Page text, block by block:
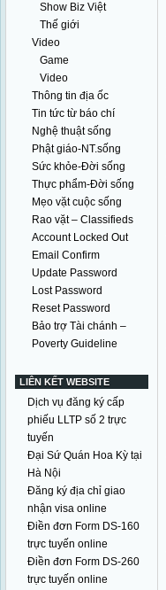
Show Biz Việt
Thế giới
Video
Game
Video
Thông tin địa ốc
Tin tức từ báo chí
Nghệ thuật sống
Phật giáo-NT.sống
Sức khỏe-Đời sống
Thực phẩm-Đời sống
Mẹo vặt cuộc sống
Rao vặt – Classifieds
Account Locked Out
Email Confirm
Update Password
Lost Password
Reset Password
Bảo trợ Tài chánh –
Poverty Guideline
LIÊN KẾT WEBSITE
Dịch vụ đăng ký cấp
phiếu LLTP số 2 trực
tuyến
Đại Sứ Quán Hoa Kỳ tại
Hà Nội
Đăng ký địa chỉ giao
nhận visa online
Điền đơn Form DS-160
trực tuyến online
Điền đơn Form DS-260
trực tuyến online